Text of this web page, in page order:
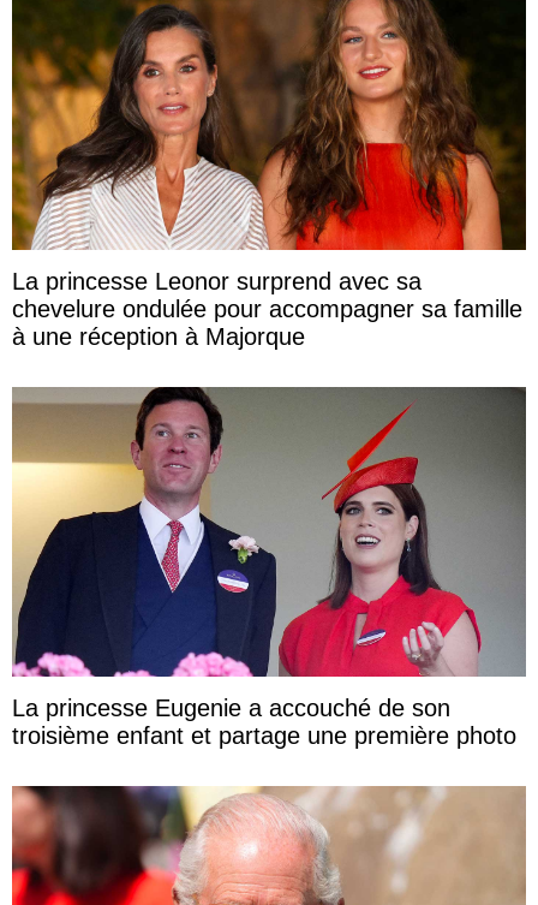
La princesse Leonor surprend avec sa
chevelure ondulée pour accompagner sa famille
à une réception à Majorque
La princesse Eugenie a accouché de son
troisième enfant et partage une première photo